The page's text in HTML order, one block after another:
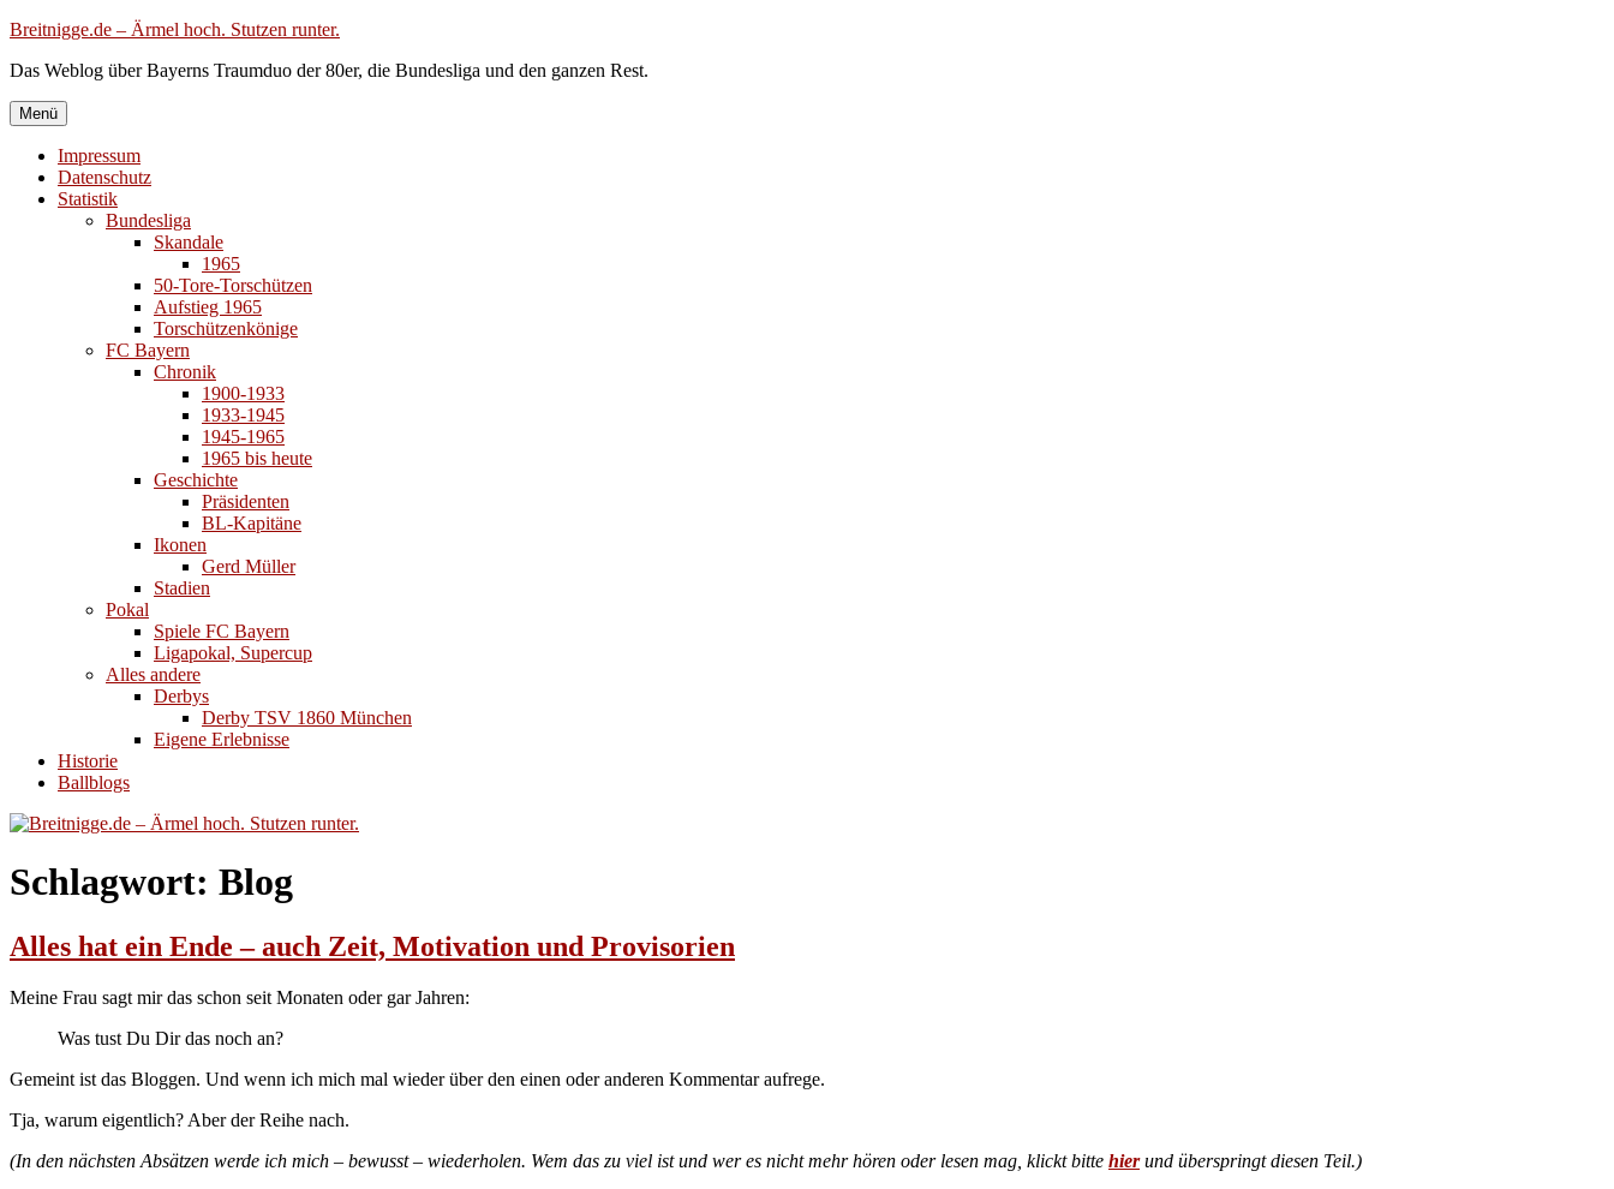
Zum
springen
Breitnigge.de – Ärmel hoch. Stutzen runter.
Das Weblog über Bayerns Traumduo der 80er, die Bundesliga und den ganzen Rest.
Menü
Impressum
Datenschutz
Statistik
Bundesliga
Skandale
1965
50-Tore-Torschützen
Aufstieg 1965
Torschützenkönige
FC Bayern
Chronik
1900-1933
1933-1945
1945-1965
1965 bis heute
Geschichte
Präsidenten
BL-Kapitäne
Ikonen
Gerd Müller
Stadien
Pokal
Spiele FC Bayern
Ligapokal, Supercup
Alles andere
Derbys
Derby TSV 1860 München
Eigene Erlebnisse
Historie
Ballblogs
Schlagwort: Blog
Alles hat ein Ende – auch Zeit, Motivation und Provisorien
Meine Frau sagt mir das schon seit Monaten oder gar Jahren:
Was tust Du Dir das noch an?
Gemeint ist das Bloggen. Und wenn ich mich mal wieder über den einen oder anderen Kommentar aufrege.
Tja, warum eigentlich? Aber der Reihe nach.
(In den nächsten Absätzen werde ich mich – bewusst – wiederholen. Wem das zu viel ist und wer es nicht mehr hören oder lesen mag, klickt bitte hierund überspringt diesen Teil.)